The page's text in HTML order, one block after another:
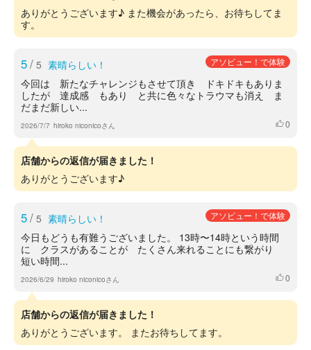
ありがとうございます♪ また機会があったら、お待ちしてま
す。
5/ 5 素晴らしい！ アソビュー！で体験
今回は 新たなチャレンジもさせて頂き ドキドキもありま
したが 達成感 もあり と共に色々なトラウマも消え ま
だまだ新しい...
2026/7/7 hiroko niconicoさん いいね
0
店舗からの返信が届きました！
ありがとうございます♪
5/ 5 素晴らしい！ アソビュー！で体験
今日もどうも有難うございました。 13時〜14時という時間
に クラスがあることが たくさん来れることにも繋がり
短い時間...
2026/6/29 hiroko niconicoさん いいね
0
店舗からの返信が届きました！
ありがとうございます。 またお待ちしてます。